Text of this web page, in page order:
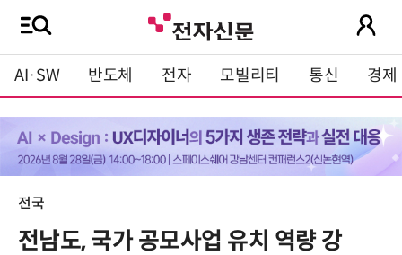
AI·SW 반도체 전자 모빌리티 통신 경제
전국
전남도, 국가 공모사업 유치 역량 강